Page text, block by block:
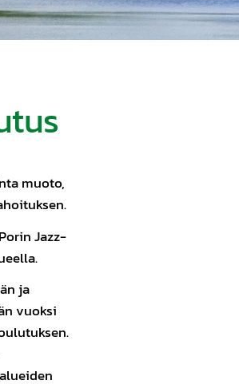
muoto,
Jazz-
ja
vuoksi